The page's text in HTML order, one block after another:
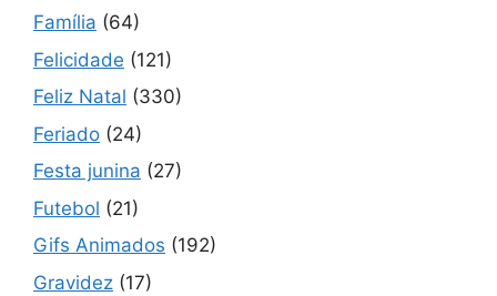
Família (64)
Felicidade (121)
Feliz Natal (330)
Feriado (24)
Festa junina (27)
Futebol (21)
Gifs Animados (192)
Gravidez (17)